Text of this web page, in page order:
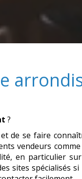
?
de se faire
vendeurs comme
en particulier
sites spécialisés si